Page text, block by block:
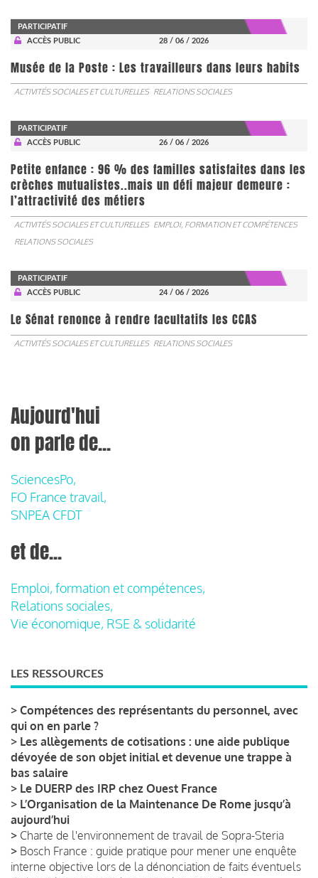
PARTICIPATIF
ACCÈS PUBLIC
28 / 06 / 2026
Musée de la Poste : Les travailleurs dans leurs habits
ACTIVITÉS SOCIALES ET CULTURELLES RELATIONS SOCIALES
PARTICIPATIF
ACCÈS PUBLIC
26 / 06 / 2026
Petite enfance : 96 % des familles satisfaites dans les
crèches mutualistes..mais un défi majeur demeure :
l’attractivité des métiers
ACTIVITÉS SOCIALES ET CULTURELLES EMPLOI, FORMATION ET COMPÉTENCES
RELATIONS SOCIALES
PARTICIPATIF
ACCÈS PUBLIC
24 / 06 / 2026
Le Sénat renonce à rendre facultatifs les CCAS
ACTIVITÉS SOCIALES ET CULTURELLES RELATIONS SOCIALES
Aujourd'hui
on parle de...
SciencesPo,
FO France travail,
SNPEA CFDT
et de...
Emploi, formation et compétences,
Relations sociales,
Vie économique, RSE & solidarité
LES RESSOURCES
> Compétences des représentants du personnel, avec
qui on en parle ?
> Les allègements de cotisations : une aide publique
dévoyée de son objet initial et devenue une trappe à
bas salaire
> Le DUERP des IRP chez Ouest France
> L’Organisation de la Maintenance De Rome jusqu’à
aujourd’hui
> Charte de l'environnement de travail de Sopra-Steria
> Bosch France : guide pratique pour mener une enquête
interne objective lors de la dénonciation de faits éventuels